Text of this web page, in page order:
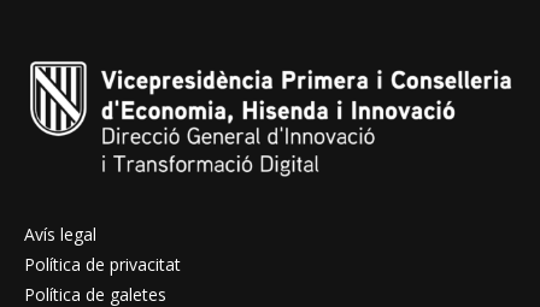
Avís legal
Política de privacitat
Política de galetes